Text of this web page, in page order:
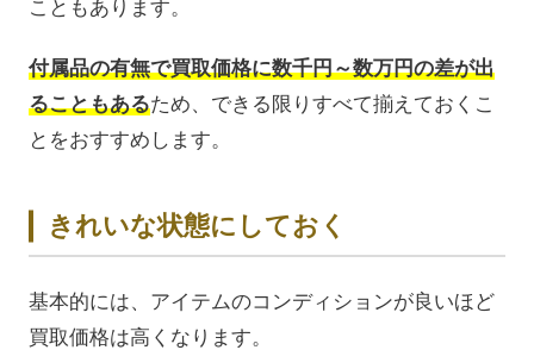
こともあります。
付属品の有無で買取価格に数千円～数万円の差が出
ることもあるため、できる限りすべて揃えておくこ
とをおすすめします。
きれいな状態にしておく
基本的には、アイテムのコンディションが良いほど
買取価格は高くなります。